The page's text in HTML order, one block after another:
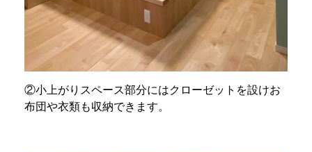
②小上がりスペース部分にはクローゼットを設けお
布団や衣類も収納できます。